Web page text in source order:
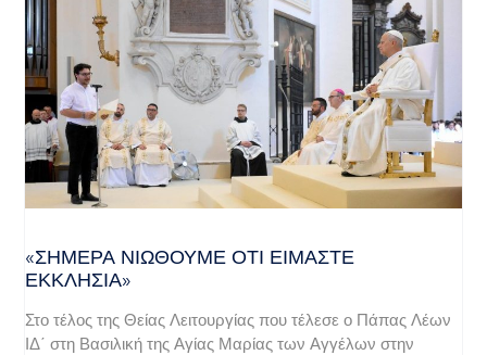
«ΣΉΜΕΡΑ ΝΙΏΘΟΥΜΕ ΌΤΙ ΕΊΜΑΣΤΕ
ΕΚΚΛΗΣΊΑ»
Στο τέλος της Θείας Λειτουργίας που τέλεσε ο Πάπας Λέων
ΙΔ΄ στη Βασιλική της Αγίας Μαρίας των Αγγέλων στην